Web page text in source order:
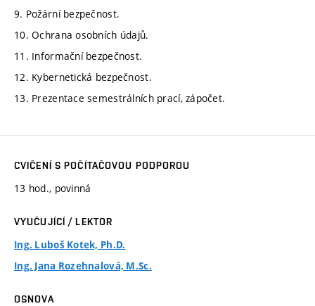
9. Požární bezpečnost.
10. Ochrana osobních údajů.
11. Informační bezpečnost.
12. Kybernetická bezpečnost.
13. Prezentace semestrálních prací, zápočet.
CVIČENÍ S POČÍTAČOVOU PODPOROU
13 hod., povinná
VYUČUJÍCÍ / LEKTOR
Ing. Luboš Kotek, Ph.D.
Ing. Jana Rozehnalová, M.Sc.
OSNOVA